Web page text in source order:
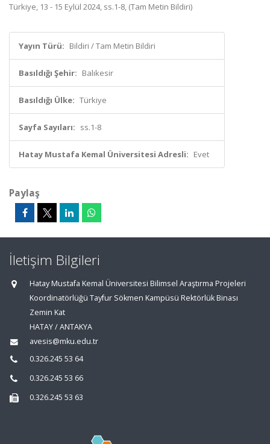
Türkiye, 13 - 15 Eylül 2024, ss.1-8, (Tam Metin Bildiri)
Yayın Türü: Bildiri / Tam Metin Bildiri
Basıldığı Şehir: Balıkesir
Basıldığı Ülke: Türkiye
Sayfa Sayıları: ss.1-8
Hatay Mustafa Kemal Üniversitesi Adresli: Evet
Paylaş
İletişim Bilgileri
Hatay Mustafa Kemal Üniversitesi Bilimsel Araştırma Projeleri
Koordinatörlüğü Tayfur Sökmen Kampüsü Rektörlük Binası
Zemin Kat
HATAY / ANTAKYA
avesis@mku.edu.tr
0.326.245 53 64
0.326.245 53 66
0.326.245 53 63